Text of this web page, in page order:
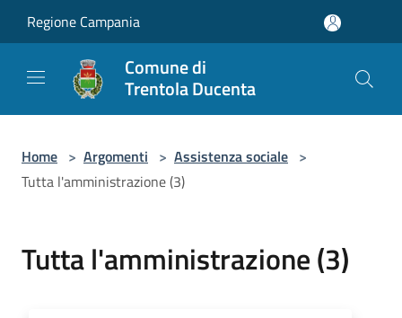
Regione Campania
Comune di
Trentola Ducenta
Home > Argomenti > Assistenza sociale >
Tutta l'amministrazione (3)
Tutta l'amministrazione (3)